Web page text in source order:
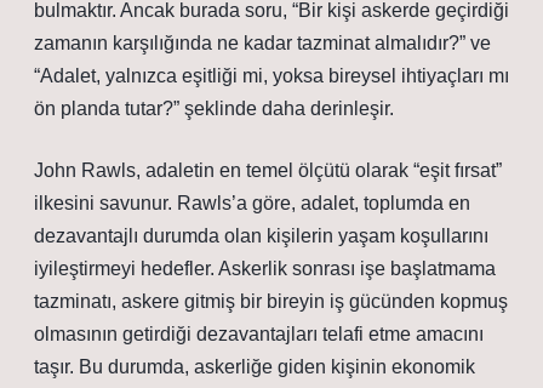
bulmaktır. Ancak burada soru, “Bir kişi askerde geçirdiği
zamanın karşılığında ne kadar tazminat almalıdır?” ve
“Adalet, yalnızca eşitliği mi, yoksa bireysel ihtiyaçları mı
ön planda tutar?” şeklinde daha derinleşir.
John Rawls, adaletin en temel ölçütü olarak “eşit fırsat”
ilkesini savunur. Rawls’a göre, adalet, toplumda en
dezavantajlı durumda olan kişilerin yaşam koşullarını
iyileştirmeyi hedefler. Askerlik sonrası işe başlatmama
tazminatı, askere gitmiş bir bireyin iş gücünden kopmuş
olmasının getirdiği dezavantajları telafi etme amacını
taşır. Bu durumda, askerliğe giden kişinin ekonomik